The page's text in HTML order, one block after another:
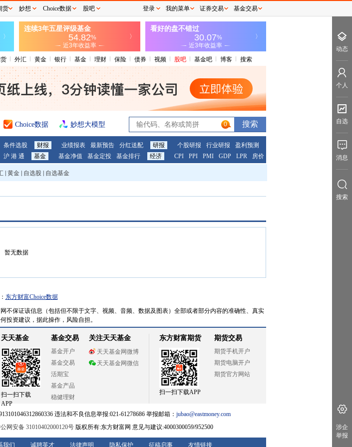
外汇 黄金 银行 基金 理财 保险 债券 视频 股吧 基金吧 博客 搜索
Choice数据 妙想大模型 0
条件选股 财报 业绩报表 最新预告 分红送配 研报 个股研报 行业研报
盈利预测
沪 港 通 基金 基金净值 基金定投 基金排行 经济 CPI PPI PMI GDP LPR 房价
黄金 自选股 自选基金
暂无数据
东方财富Choice数据
不保证该信息（包括但不限于文字、视频、音频、数据及图表）全部或者部分内容的准确性、真实
投资建议，据此操作，风险自担。
天天基金
扫一扫下载
APP
基金交易
基金开户
基金交易
活期宝
基金产品
稳健理财
关注天天基金
天天基金网微博
天天基金网微信
东方财富期货
扫一扫下载APP
期货交易
期货手机开户
期货电脑开户
期货官方网站
违法和不良信息举报:021-61278686 举报邮箱： jubao@eastmoney.com
网安备 31010402000120号版权所有:东方财富网 意见与建议:4000300059/952500
我们 诚聘英才 法律声明 隐私保护 征稿启事 友情链接
货 妙想 Choice数据 股吧 登录 我的菜单 证券交易 基金交易
动态
个人
自选
消息
搜索
涉企
举报